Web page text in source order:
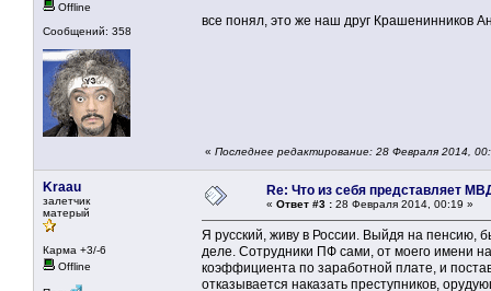
Offline
Сообщений: 358
все понял, это же наш друг Крашенинников
« Последнее редактирование: 28 Февраля 2014,
Kraau
залетчик
матерый
Карма +3/-6
Offline
Re: Что из себя представляет
« Ответ #3 : 28 Февраля 2014, 00:19 »
Я русский, живу в России. Выйдя на пенсию,
деле. Сотрудники ПФ сами, от моего имени
коэффициента по заработной плате, и
отказывается наказать преступников,